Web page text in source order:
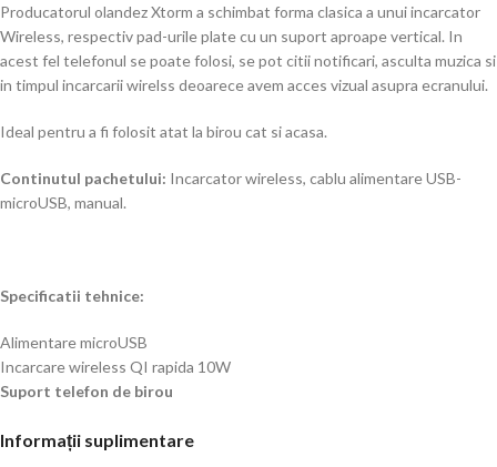
Producatorul olandez Xtorm a schimbat forma clasica a unui incarcator
Wireless, respectiv pad-urile plate cu un suport aproape vertical. In
acest fel telefonul se poate folosi, se pot citii notificari, asculta muzica si
in timpul incarcarii wirelss deoarece avem acces vizual asupra ecranului.
Ideal pentru a fi folosit atat la birou cat si acasa.
Continutul pachetului: Incarcator wireless, cablu alimentare USB-
microUSB, manual.
Specificatii tehnice:
Alimentare microUSB
Incarcare wireless QI rapida 10W
Suport telefon de birou
Informații suplimentare